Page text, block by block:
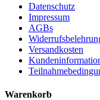
Datenschutz
Impressum
AGBs
Versandkosten
Warenkorb